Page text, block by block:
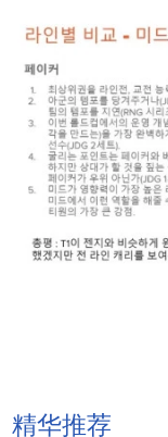
精华推荐